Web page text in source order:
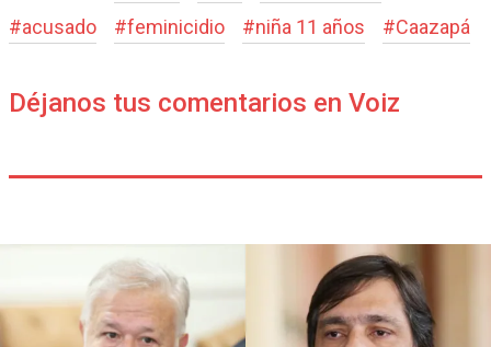
#acusado #feminicidio #niña 11 años #Caazapá
Déjanos tus comentarios en Voiz